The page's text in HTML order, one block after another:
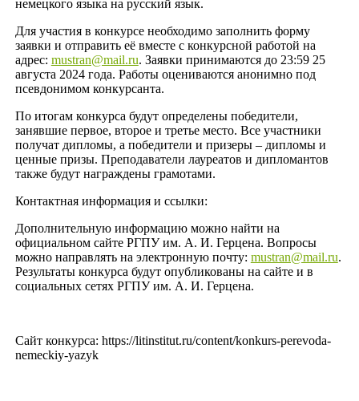
немецкого языка на русский язык.
Для участия в конкурсе необходимо заполнить форму
заявки и отправить её вместе с конкурсной работой на
адрес: mustran@mail.ru. Заявки принимаются до 23:59 25
августа 2024 года. Работы оцениваются анонимно под
псевдонимом конкурсанта.
По итогам конкурса будут определены победители,
занявшие первое, второе и третье место. Все участники
получат дипломы, а победители и призеры – дипломы и
ценные призы. Преподаватели лауреатов и дипломантов
также будут награждены грамотами.
Контактная информация и ссылки:
Дополнительную информацию можно найти на
официальном сайте РГПУ им. А. И. Герцена. Вопросы
можно направлять на электронную почту: mustran@mail.ru.
Результаты конкурса будут опубликованы на сайте и в
социальных сетях РГПУ им. А. И. Герцена.
Сайт конкурса: https://litinstitut.ru/content/konkurs-perevoda-
nemeckiy-yazyk